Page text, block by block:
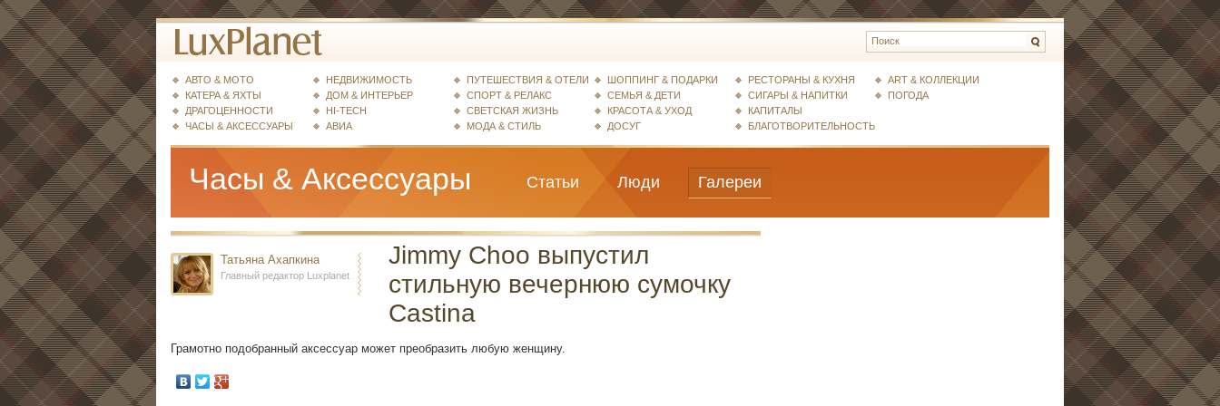
АВТО & МОТО
КАТЕРА & ЯХТЫ
ДРАГОЦЕННОСТИ
ЧАСЫ & АКСЕССУАРЫ
НЕДВИЖИМОСТЬ
ДОМ & ИНТЕРЬЕР
HI-TECH
АВИА
ПУТЕШЕСТВИЯ & ОТЕЛИ
СПОРТ & РЕЛАКС
СВЕТСКАЯ ЖИЗНЬ
МОДА & СТИЛЬ
ШОППИНГ & ПОДАРКИ
СЕМЬЯ & ДЕТИ
КРАСОТА & УХОД
ДОСУГ
РЕСТОРАНЫ & КУХНЯ
СИГАРЫ & НАПИТКИ
КАПИТАЛЫ
БЛАГОТВОРИТЕЛЬНОСТЬ
ART & КОЛЛЕКЦИИ
ПОГОДА
Часы & Аксессуары Статьи Люди Галереи
Татьяна Ахапкина
Главный редактор Luxplanet
Jimmy Choo выпустил
стильную вечернюю сумочку
Castina
Грамотно подобранный аксессуар может преобразить любую женщину.